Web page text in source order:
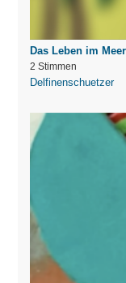
Das Leben im Meer
2 Stimmen
Delfinenschuetzer